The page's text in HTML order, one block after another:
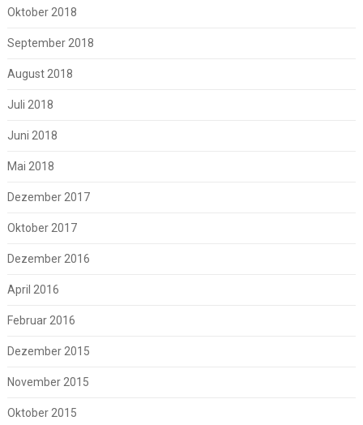
Oktober 2018
September 2018
August 2018
Juli 2018
Juni 2018
Mai 2018
Dezember 2017
Oktober 2017
Dezember 2016
April 2016
Februar 2016
Dezember 2015
November 2015
Oktober 2015